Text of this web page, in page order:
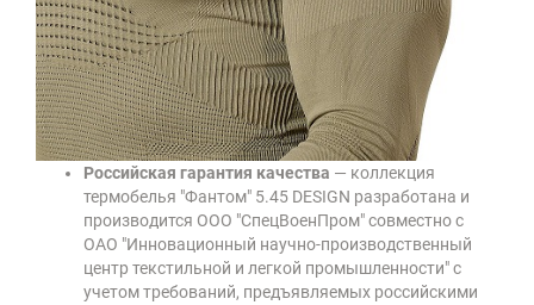
Российская гарантия качества — коллекция
термобелья "Фантом" 5.45 DESIGN разработана и
производится ООО "СпецВоенПром" совместно с
ОАО "Инновационный научно-производственный
центр текстильной и легкой промышленности" с
учетом требований, предъявляемых российскими